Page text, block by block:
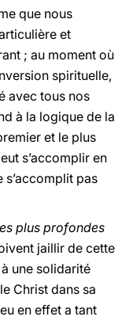
que nous
et
; au moment où
spirituelle,
avec tous nos
à la logique de la
et le plus
s’accomplir en
s’accomplit pas
plus profondes
jaillir de cette
une solidarité
Christ dans sa
en effet a tant